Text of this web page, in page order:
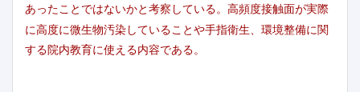
あったことではないかと考察している。高頻度接触面が実際
に高度に微生物汚染していることや手指衛生、環境整備に関
する院内教育に使える内容である。